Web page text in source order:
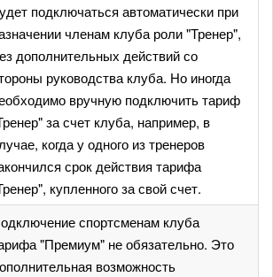
подключаться автоматически при
членам клуба роли "Тренер",
дополнительных действий со
руководства клуба. Но иногда
вручную подключить тариф
за счет клуба, например, в
когда у одного из тренеров
срок действия тарифа
купленного за свой счет.
спортсменам клуба
"Премиум" не обязательно. Это
возможность